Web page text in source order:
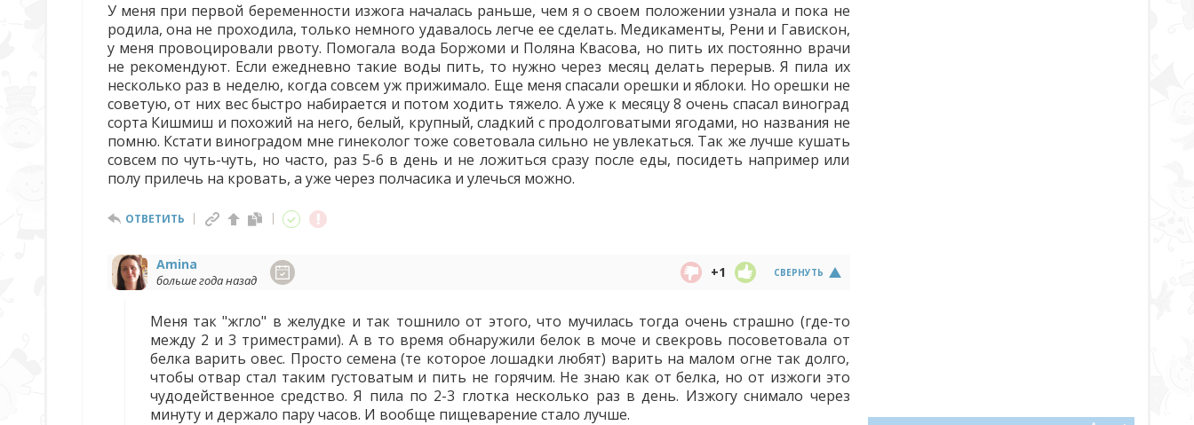
У меня при первой беременности изжога началась раньше, чем я о своем положении узнала и пока не
родила, она не проходила, только немного удавалось легче ее сделать. Медикаменты, Рени и Гавискон,
у меня провоцировали рвоту. Помогала вода Боржоми и Поляна Квасова, но пить их постоянно врачи
не рекомендуют. Если ежедневно такие воды пить, то нужно через месяц делать перерыв. Я пила их
несколько раз в неделю, когда совсем уж прижимало. Еще меня спасали орешки и яблоки. Но орешки не
советую, от них вес быстро набирается и потом ходить тяжело. А уже к месяцу 8 очень спасал виноград
сорта Кишмиш и похожий на него, белый, крупный, сладкий с продолговатыми ягодами, но названия не
помню. Кстати виноградом мне гинеколог тоже советовала сильно не увлекаться. Так же лучше кушать
совсем по чуть-чуть, но часто, раз 5-6 в день и не ложиться сразу после еды, посидеть например или
полу прилечь на кровать, а уже через полчасика и улечься можно.
ОТВЕТИТЬ
Amina
больше года назад СВЕРНУТЬ
+1
Меня так "жгло" в желудке и так тошнило от этого, что мучилась тогда очень страшно (где-то
между 2 и 3 триместрами). А в то время обнаружили белок в моче и свекровь посоветовала от
белка варить овес. Просто семена (те которое лошадки любят) варить на малом огне так долго,
чтобы отвар стал таким густоватым и пить не горячим. Не знаю как от белка, но от изжоги это
чудодейственное средство. Я пила по 2-3 глотка несколько раз в день. Изжогу снимало через
минуту и держало пару часов. И вообще пищеварение стало лучше.